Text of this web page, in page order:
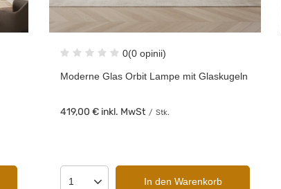
0(0 opinii)
Moderne Glas Orbit Lampe mit Glaskugeln
419,00 € inkl. MwSt / Stk.
In den Warenkorb